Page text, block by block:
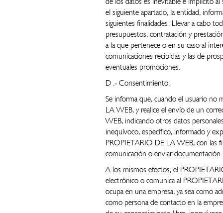
el siguiente apartado, la entidad,
siguientes finalidades: Llevar a cabo
presupuestos, contratación y
a la que pertenece o en su caso al
comunicaciones recibidas y las de
eventuales promociones.
D .‐ Consentimiento.
Se informa que, cuando el usuario no
LA WEB, y realice el envío de un
WEB, indicando otros datos
inequívoco, específico, informado y
PROPIETARIO DE LA WEB, con las
comunicación o enviar documentación.
A los mismos efectos, el
electrónico o comunica al
ocupa en una empresa, ya sea como
como persona de contacto en la